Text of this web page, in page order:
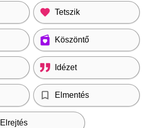
Tetszik
Köszöntő
Idézet
Elmentés
Elrejtés